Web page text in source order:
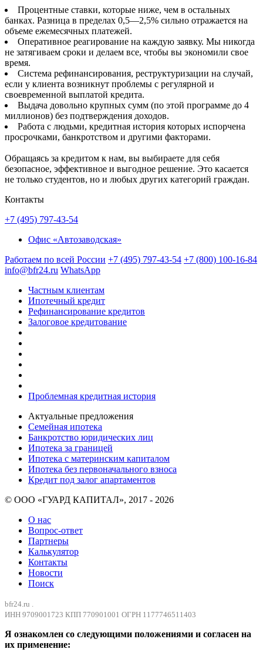
Процентные ставки, которые ниже, чем в остальных
банках. Разница в пределах 0,5—2,5% сильно отражается на
объеме ежемесячных платежей.
Оперативное реагирование на каждую заявку. Мы никогда
не затягиваем сроки и делаем все, чтобы вы экономили свое
время.
Система рефинансирования, реструктуризации на случай,
если у клиента возникнут проблемы с регулярной и
своевременной выплатой кредита.
Выдача довольно крупных сумм (по этой программе до 4
миллионов) без подтверждения доходов.
Работа с людьми, кредитная история которых испорчена
просрочками, банкротством и другими факторами.
Обращаясь за кредитом к нам, вы выбираете для себя
безопасное, эффективное и выгодное решение. Это касается
не только студентов, но и любых других категорий граждан.
Контакты
+7 (495) 797-43-54
Офис «Автозаводская»
Работаем по всей России +7 (495) 797-43-54 +7 (800) 100-16-84
info@bfr24.ru WhatsApp
Частным клиентам
Ипотечный кредит
Рефинансирование кредитов
Залоговое кредитование
Проблемная кредитная история
Актуальные предложения
Семейная ипотека
Банкротство юридических лиц
Ипотека за границей
Ипотека с материнским капиталом
Ипотека без первоначального взноса
Кредит под залог апартаментов
© ООО «ГУАРД КАПИТАЛ», 2017 - 2026
О нас
Вопрос-ответ
Партнеры
Калькулятор
Контакты
Новости
Поиск
bfr24.ru .
ИНН 9709001723 КПП 770901001 ОГРН 1177746511403
Я ознакомлен со следующими положениями и согласен на
их применение: